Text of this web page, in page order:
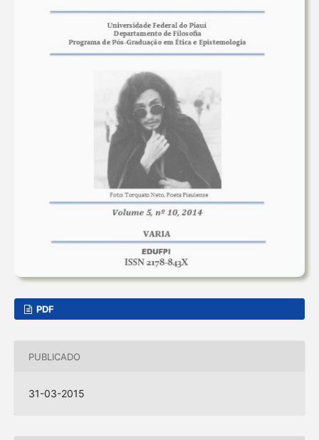
PDF
PUBLICADO
31-03-2015